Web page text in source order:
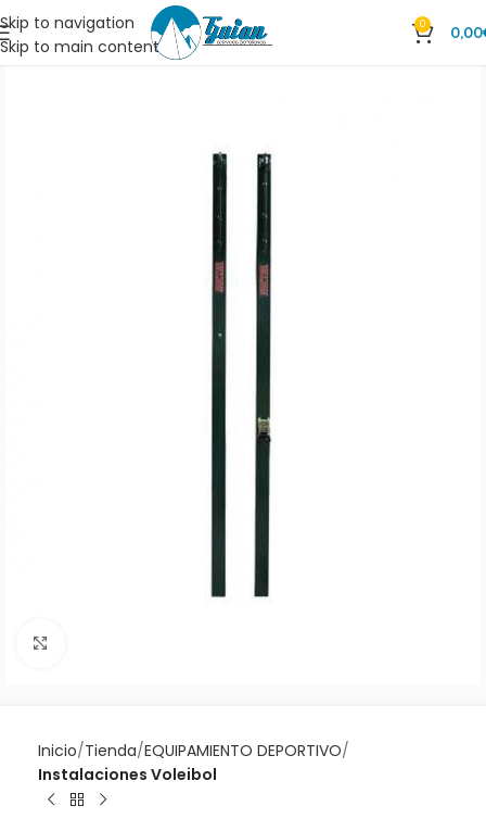
Skip to navigation
Skip to main content
0 0,00
Inicio Tienda EQUIPAMIENTO DEPORTIVO
Instalaciones Voleibol